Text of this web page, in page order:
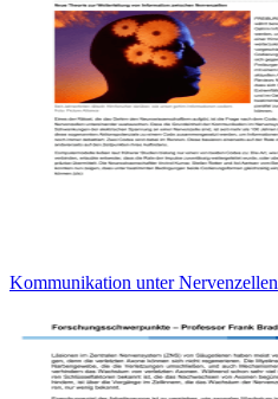
Kommunikation unter Nervenzellen